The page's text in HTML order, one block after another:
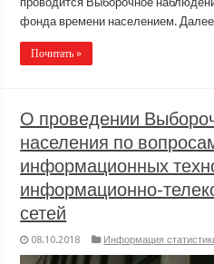
фонда времени населением.
Почитать »
О проведении
населения по
информационных
информационно-
сетей
08.10.2018 Информация